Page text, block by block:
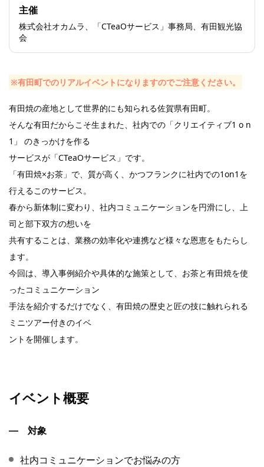
主催
株式会社オカムラ、「CTeaOサービス」事務局、有田観光協
会
※有田町でのリアルイベントになりますのでご注意ください。
有田焼の産地として世界的にも知られる佐賀県有田町。
そんな有田だからこそ生まれた、社内での「クリエイティブ1 o n
1」 のきっかけを作る
サービスが「CTeaOサービス」です。
「有田焼×お茶」で、質が高く、かつフランクに社内での1on1を
行えるこのサービス。
春から新体制に変わり、社内コミュニケーションを円滑にし、上
司と部下双方の想いを
共有することは、業務の効率化や連携など様々な恩恵をもたらし
ます。
今回は、導入事例紹介や具体的な施策として、お茶と有田焼を使
ったコミュニケーション
手法を紹介するだけでなく、有田焼の歴史と匠の技に触れられる
ミニツアー付きのイベ
ントを開催します。
イベント概要
対象
社内コミュニケーションでお悩みの方